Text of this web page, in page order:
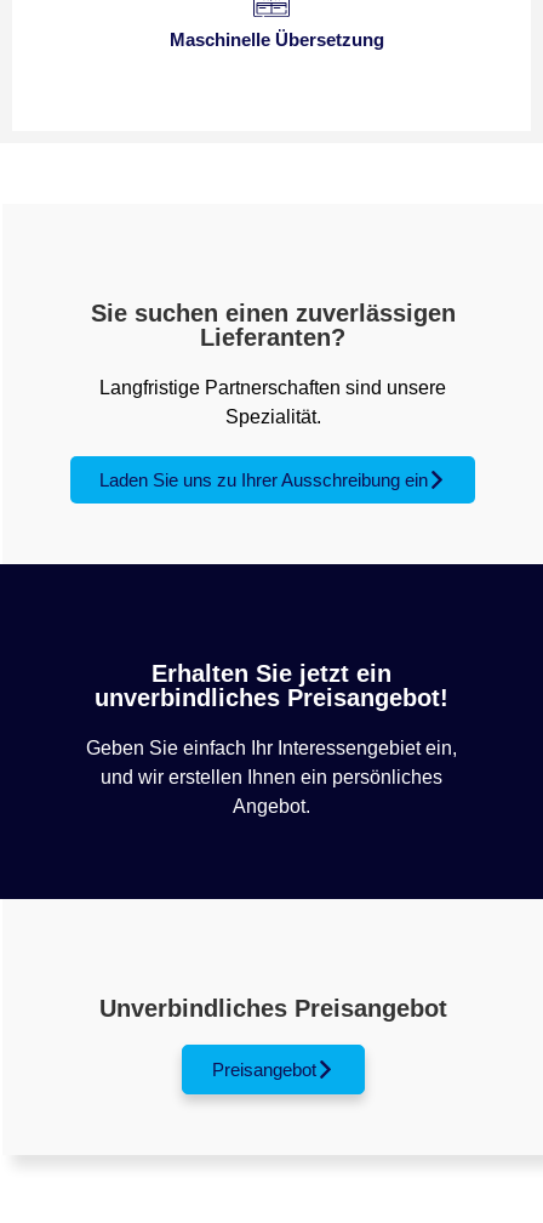
Maschinelle Übersetzung
Sie suchen einen zuverlässigen
Lieferanten?
Langfristige Partnerschaften sind unsere
Spezialität.
Laden Sie uns zu Ihrer Ausschreibung ein
Erhalten Sie jetzt ein
unverbindliches Preisangebot!
Geben Sie einfach Ihr Interessengebiet ein,
und wir erstellen Ihnen ein persönliches
Angebot.
Unverbindliches Preisangebot
Preisangebot